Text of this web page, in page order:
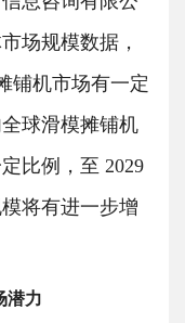
场规模数据，
铺机市场有一定
球滑模摊铺机
比例，至 2029
将有进一步增
潜力